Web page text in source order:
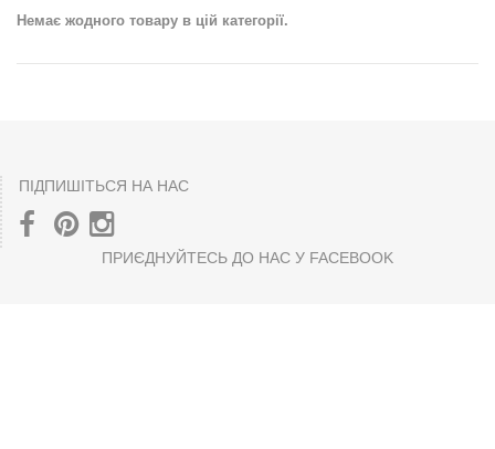
Немає жодного товару в цій категорії.
ПІДПИШІТЬСЯ НА НАС
ПРИЄДНУЙТЕСЬ ДО НАС У FACEBOOK